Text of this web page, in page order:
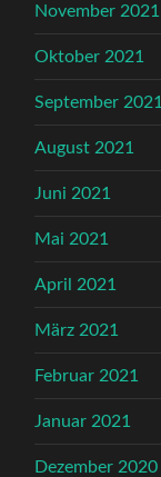
November 2021
Oktober 2021
September 2021
August 2021
Juni 2021
Mai 2021
April 2021
März 2021
Februar 2021
Januar 2021
Dezember 2020